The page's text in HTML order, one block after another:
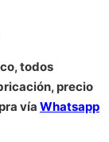
todos
precio
vía Whatsapp